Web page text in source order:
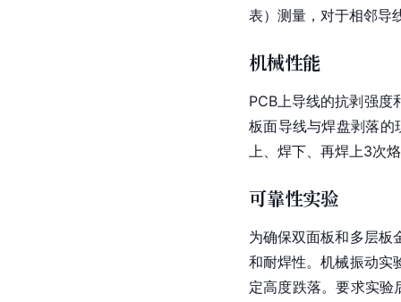
表）测量，对于相邻导
机械性能
PCB上导线的抗剥强度
板面导线与焊盘剥落的
上、焊下、再焊上3次
可靠性实验
为确保双面板和多层板
和耐焊性。机械振动实
定高度跌落。要求实